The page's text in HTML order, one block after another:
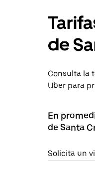
de
Consulta la
Uber para
En
de Santa
Solicita un